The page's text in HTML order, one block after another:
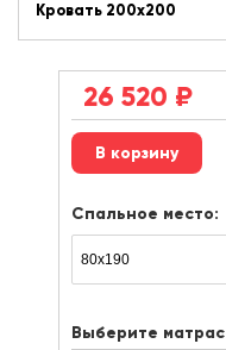
Кровать 200х200
26 520 ₽
Спальное место:
Выберите матрас